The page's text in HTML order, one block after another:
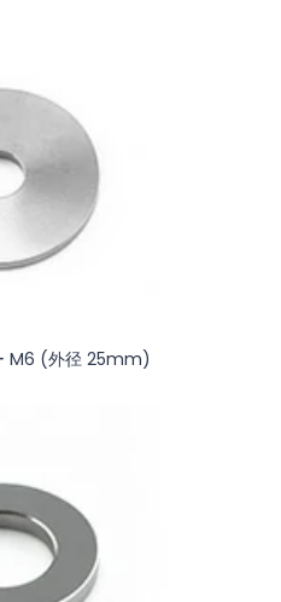
M6 (外径 25mm)